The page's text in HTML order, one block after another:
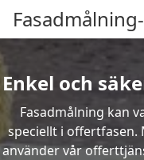
Enkel och
Fasadmålning kan
speciellt i offertfasen.
använder vår